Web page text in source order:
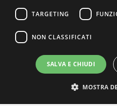
TARGETING
NON CLASSIFICATI
SALVA E CHIUDI
MOSTRA